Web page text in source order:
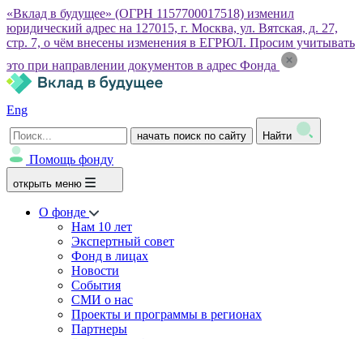
«Вклад в будущее» (ОГРН 1157700017518) изменил
юридический адрес на 127015, г. Москва, ул. Вятская, д. 27,
стр. 7, о чём внесены изменения в ЕГРЮЛ. Просим учитывать
это при направлении документов в адрес Фонда
Eng
начать поиск по сайту Найти
Помощь фонду
открыть меню
О фонде
Нам 10 лет
Экспертный совет
Фонд в лицах
Новости
События
СМИ о нас
Проекты и программы в регионах
Партнеры